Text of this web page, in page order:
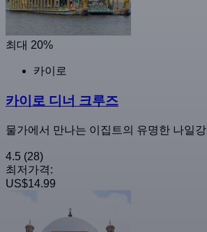
최대 20%
카이로
카이로 디너 크루즈
물가에서 만나는 이집트의 유명한 나일강
4.5 (28)
최저가격:
US$14.99